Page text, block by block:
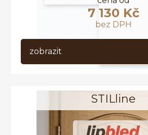
Filtrovat dle výrobce
Lipbled
Twin
7 130 Kč
bez DPH
zobrazit
STILline